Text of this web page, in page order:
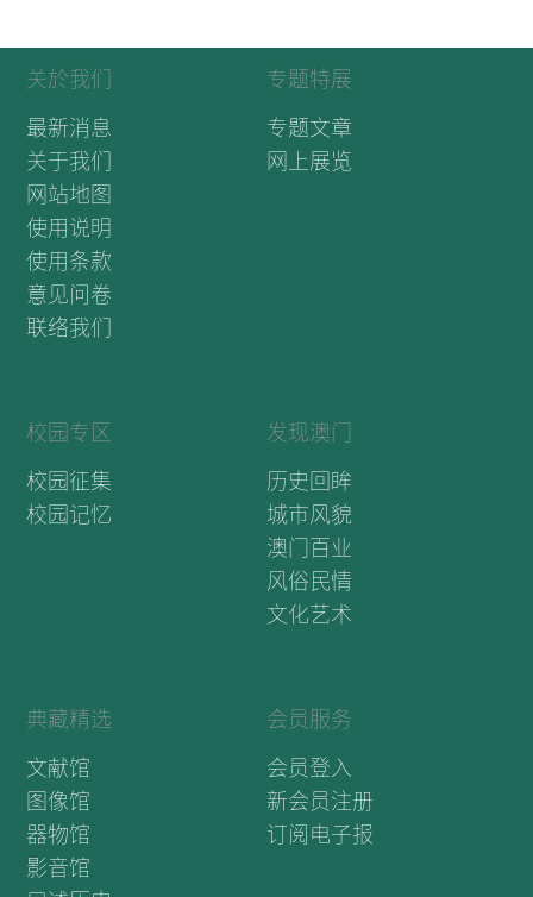
关於我们
最新消息
关于我们
网站地图
使用说明
使用条款
意见问卷
联络我们
专题特展
专题文章
网上展览
校园专区
校园征集
校园记忆
发现澳门
历史回眸
城市风貌
澳门百业
风俗民情
文化艺术
典藏精选
文献馆
图像馆
器物馆
影音馆
会员服务
会员登入
新会员注册
订阅电子报